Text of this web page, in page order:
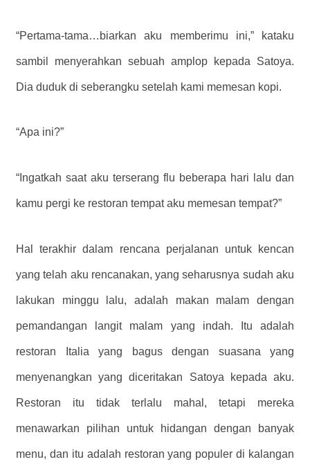
“Pertama-tama…biarkan aku memberimu ini,” kataku
sambil menyerahkan sebuah amplop kepada Satoya.
Dia duduk di seberangku setelah kami memesan kopi.
“Apa ini?”
“Ingatkah saat aku terserang flu beberapa hari lalu dan
kamu pergi ke restoran tempat aku memesan tempat?”
Hal terakhir dalam rencana perjalanan untuk kencan
yang telah aku rencanakan, yang seharusnya sudah aku
lakukan minggu lalu, adalah makan malam dengan
pemandangan langit malam yang indah. Itu adalah
restoran Italia yang bagus dengan suasana yang
menyenangkan yang diceritakan Satoya kepada aku.
Restoran itu tidak terlalu mahal, tetapi mereka
menawarkan pilihan untuk hidangan dengan banyak
menu, dan itu adalah restoran yang populer di kalangan